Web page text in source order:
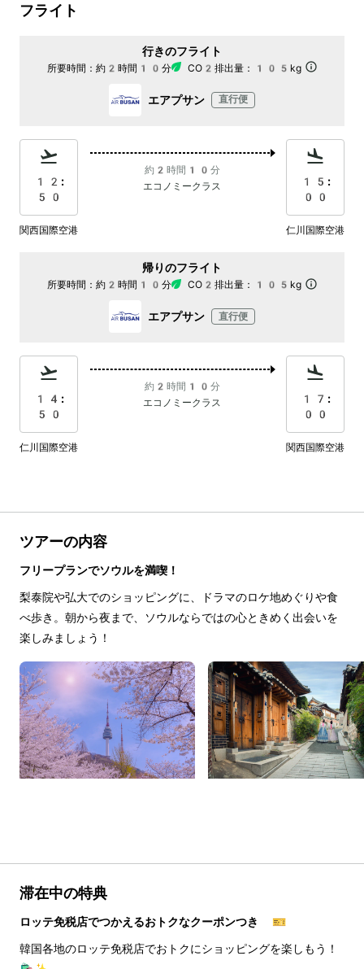
フライト
行きのフライト
所要時間： 約2時間10分 CO2排出量： 105kg
エアプサン 直行便
12:
50
約2時間10分
エコノミークラス
15:
00
関西国際空港 仁川国際空港
帰りのフライト
所要時間： 約2時間10分 CO2排出量： 105kg
エアプサン 直行便
14:
50
約2時間10分
エコノミークラス
17:
00
仁川国際空港 関西国際空港
ツアーの内容
フリープランでソウルを満喫！
梨泰院や弘大でのショッピングに、ドラマのロケ地めぐりや食
べ歩き。朝から夜まで、ソウルならではの心ときめく出会いを
楽しみましょう！
滞在中の特典
ロッテ免税店でつかえるおトクなクーポンつき 🎫
韓国各地のロッテ免税店でおトクにショッピングを楽しもう！